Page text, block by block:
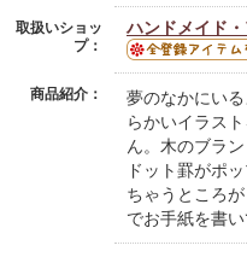
取扱いショッ
プ：
ハンドメイド
商品紹介：
夢のなかにい
らかいイラス
ん。木のブラ
ドット罫がポ
ちゃうところ
でお手紙を書